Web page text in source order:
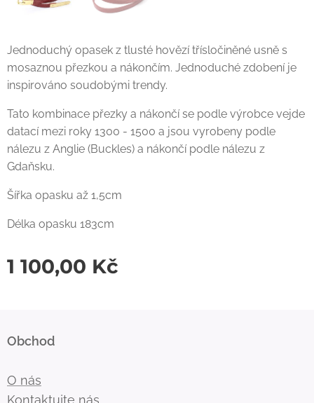
Jednoduchý opasek z tlusté hovězí třísločiněné usně s
mosaznou přezkou a nákončím. Jednoduché zdobení je
inspirováno soudobými trendy.
Tato kombinace přezky a nákončí se podle výrobce vejde
datací mezi roky 1300 - 1500 a jsou vyrobeny podle
nálezu z Anglie (Buckles) a nákončí podle nálezu z
Gdaňsku.
Šířka opasku až 1,5cm
Délka opasku 183cm
1 100,00 Kč
Obchod
O nás
Kontaktujte nás